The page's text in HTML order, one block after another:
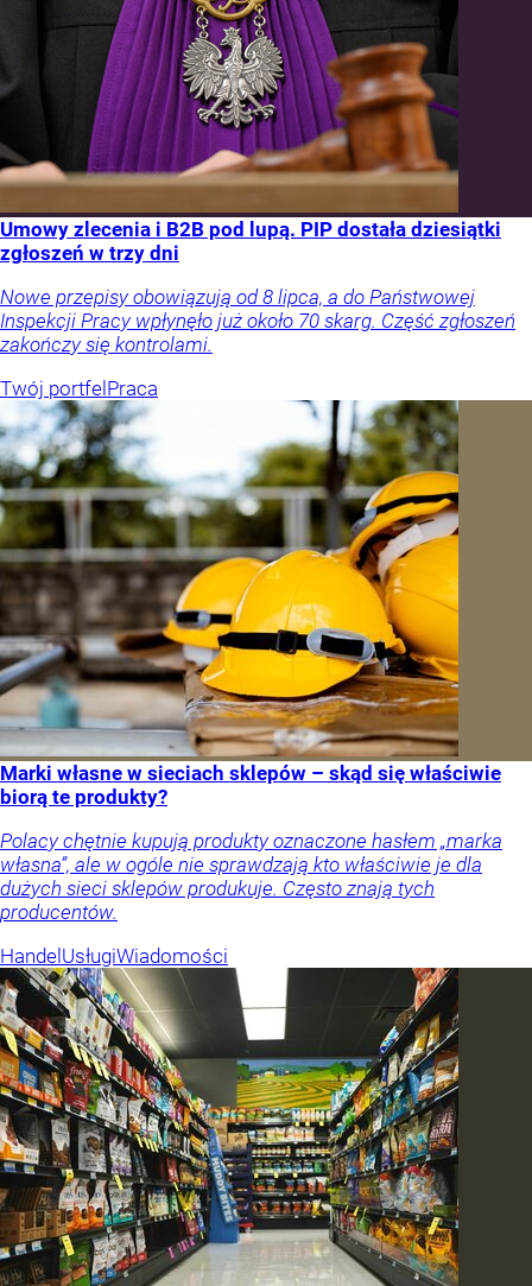
Umowy zlecenia i B2B pod lupą. PIP dostała dziesiątki
zgłoszeń w trzy dni
Nowe przepisy obowiązują od 8 lipca, a do Państwowej
Inspekcji Pracy wpłynęło już około 70 skarg. Część zgłoszeń
zakończy się kontrolami.
Twój portfelPraca
Marki własne w sieciach sklepów – skąd się właściwie
biorą te produkty?
Polacy chętnie kupują produkty oznaczone hasłem „marka
własna”, ale w ogóle nie sprawdzają kto właściwie je dla
dużych sieci sklepów produkuje. Często znają tych
producentów.
HandelUsługiWiadomości